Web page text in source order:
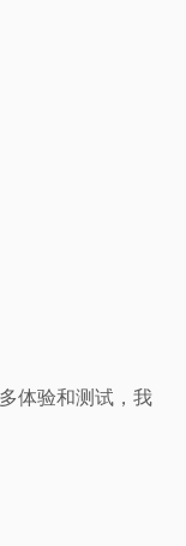
多体验和测试，我